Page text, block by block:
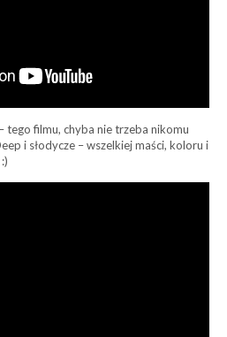
tego filmu, chyba nie trzeba nikomu
i słodycze – wszelkiej maści, koloru i